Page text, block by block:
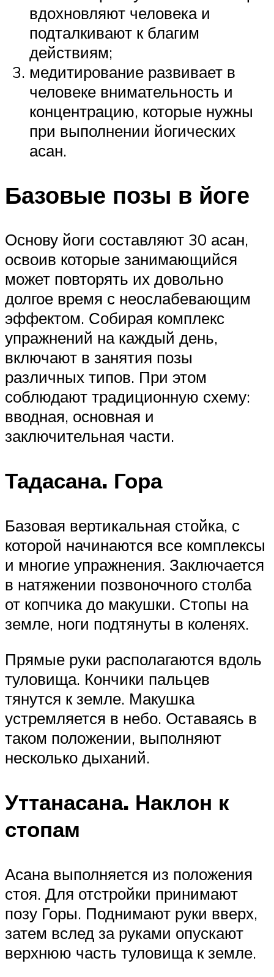
вдохновляют человека и
подталкивают к благим
действиям;
медитирование развивает в
человеке внимательность и
концентрацию, которые нужны
при выполнении йогических
асан.
Базовые позы в йоге
Основу йоги составляют 30 асан,
освоив которые занимающийся
может повторять их довольно
долгое время с неослабевающим
эффектом. Собирая комплекс
упражнений на каждый день,
включают в занятия позы
различных типов. При этом
соблюдают традиционную схему:
вводная, основная и
заключительная части.
Тадасана. Гора
Базовая вертикальная стойка, с
которой начинаются все комплексы
и многие упражнения. Заключается
в натяжении позвоночного столба
от копчика до макушки. Стопы на
земле, ноги подтянуты в коленях.
Прямые руки располагаются вдоль
туловища. Кончики пальцев
тянутся к земле. Макушка
устремляется в небо. Оставаясь в
таком положении, выполняют
несколько дыханий.
Уттанасана. Наклон к
стопам
Асана выполняется из положения
стоя. Для отстройки принимают
позу Горы. Поднимают руки вверх,
затем вслед за руками опускают
верхнюю часть туловища к земле.